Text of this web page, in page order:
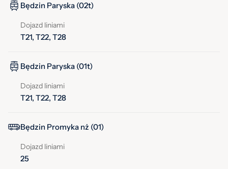
Będzin Paryska (02t)
Dojazd liniami
T21, T22, T28
Będzin Paryska (01t)
Dojazd liniami
T21, T22, T28
Będzin Promyka nż (01)
Dojazd liniami
25